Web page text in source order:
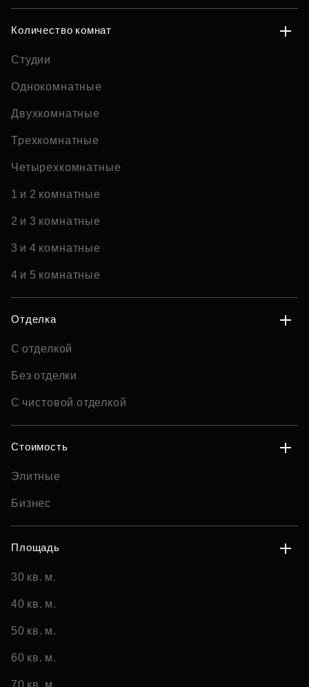
Количество комнат
Студии
Однокомнатные
Двухкомнатные
Трехкомнатные
Четырехкомнатные
1 и 2 комнатные
2 и 3 комнатные
3 и 4 комнатные
4 и 5 комнатные
Отделка
С отделкой
Без отделки
С чистовой отделкой
Стоимость
Элитные
Бизнес
Площадь
30 кв. м.
40 кв. м.
50 кв. м.
60 кв. м.
70 кв. м.